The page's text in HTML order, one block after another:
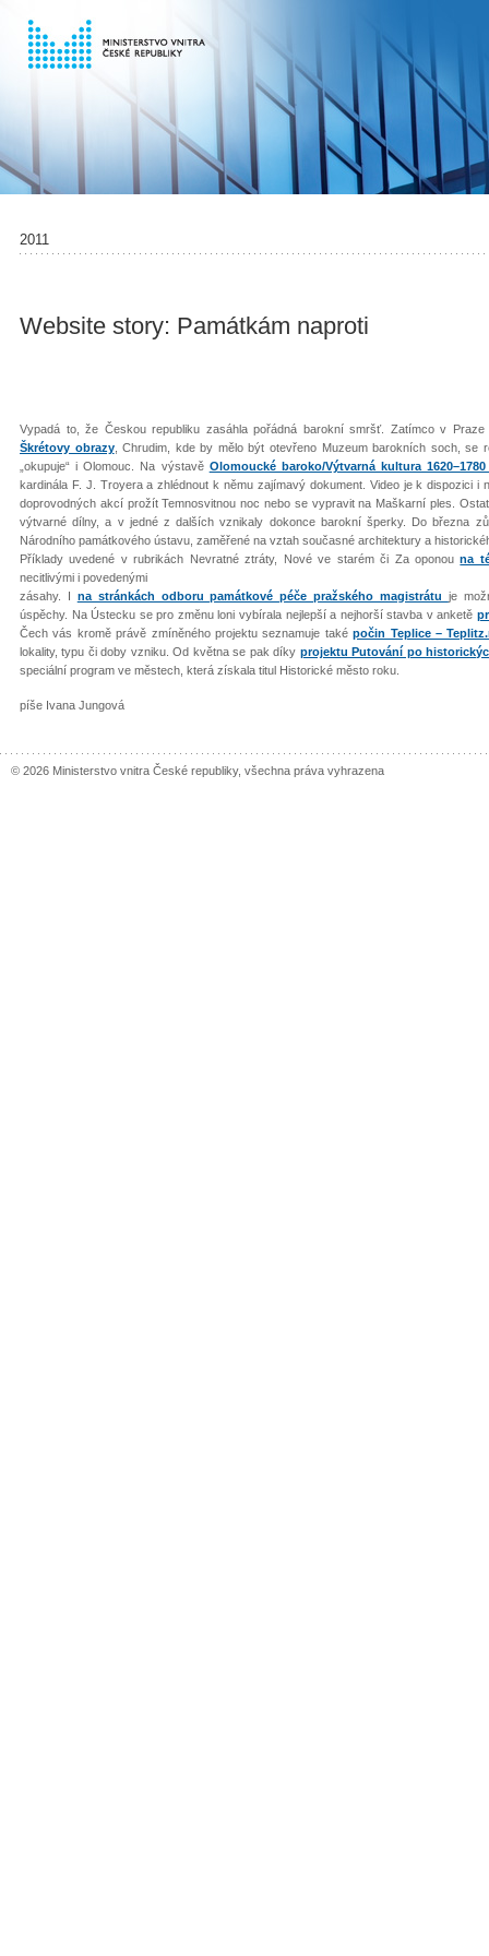
2011
Website story: Památkám naproti
Vypadá to, že Českou republiku zasáhla pořádná barokní smršť. Zatímco v
Škrétovy obrazy, Chrudim, kde by mělo být otevřeno Muzeum barokních soch, se
„okupuje“ i Olomouc. Na výstavě Olomoucké baroko/Výtvarná kultura
kardinála F. J. Troyera a zhlédnout k němu zajímavý dokument. Video je k dispozici
doprovodných akcí prožít Temnosvitnou noc nebo se vypravit na Maškarní ples.
výtvarné dílny, a v jedné z dalších vznikaly dokonce barokní šperky. Do března
Národního památkového ústavu, zaměřené na vztah současné architektury a
Příklady uvedené v rubrikách Nevratné ztráty, Nové ve starém či Za oponouna
necitlivými i povedenými
zásahy. I na stránkách odboru památkové péče pražského magistrátu je
úspěchy. Na Ústecku se pro změnu loni vybírala nejlepší a nejhorší stavba v anketě
Čech vás kromě právě zmíněného projektu seznamuje taképočin Teplice –
lokality, typu či doby vzniku. Od května se pak díky projektu Putování po
speciální program ve městech, která získala titul Historické město roku.
píše Ivana Jungová
© 2026 Ministerstvo vnitra České republiky, všechna práva vyhrazena